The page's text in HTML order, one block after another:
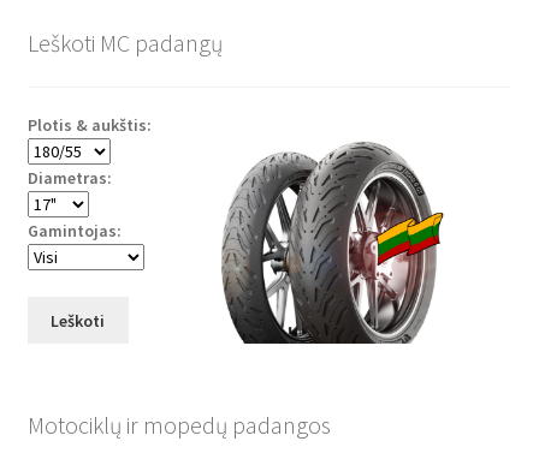
Leškoti MC padangų
Plotis & aukštis:
Diametras:
Gamintojas:
Leškoti
Motociklų ir mopedų padangos